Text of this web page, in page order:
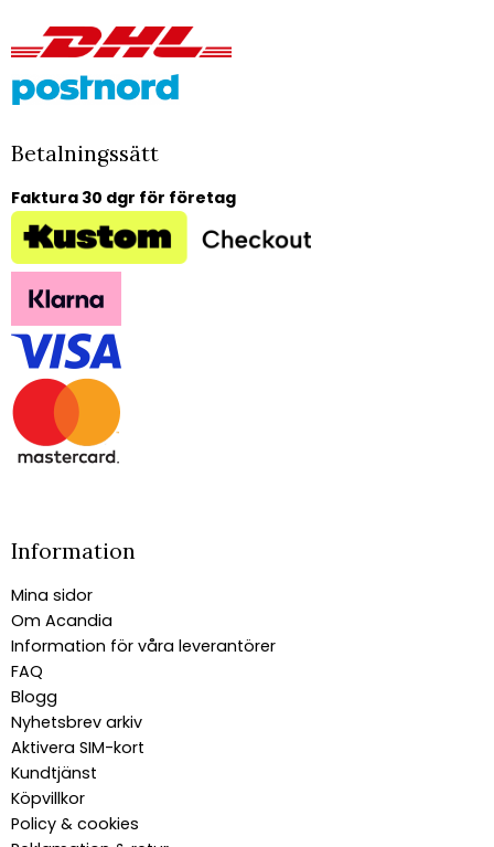
Betalningssätt
Faktura 30 dgr för företag
Information
Mina sidor
Om Acandia
Information för våra leverantörer
FAQ
Blogg
Nyhetsbrev arkiv
Aktivera SIM-kort
Kundtjänst
Köpvillkor
Policy & cookies